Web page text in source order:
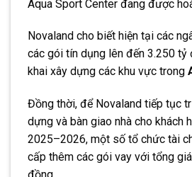
Aqua Sport Center đang được
Novaland cho biết hiện tại các
các gói tín dụng lên đến 3.250 tỷ
khai xây dựng các khu vực trong
Đồng thời, để Novaland tiếp tục
dựng và bàn giao nhà cho khách
2025–2026, một số tổ chức tài
cấp thêm các gói vay với tổng